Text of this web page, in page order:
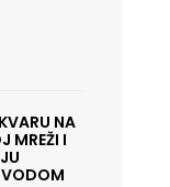
NA
MREŽI I